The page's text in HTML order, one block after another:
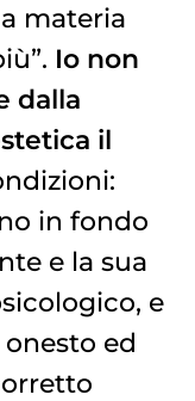
materia
Io non
dalla
il
in fondo
e la sua
e
ed